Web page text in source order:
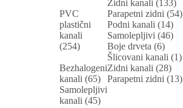
PVC
plastični
kanali
(254)
Zidni kanali (133)
Parapetni zidni (54)
Podni kanali (14)
Samolepljivi (46)
Boje drveta (6)
Šlicovani kanali (1)
Bezhalogeni
kanali (65)
Zidni kanali (28)
Parapetni zidni (13)
Samolepljivi
kanali (45)